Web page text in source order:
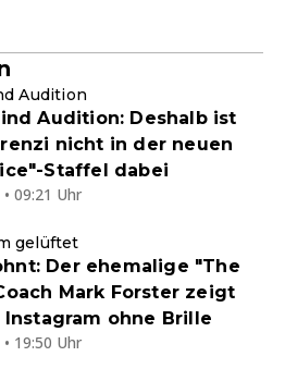
Audition
Audition: Deshalb ist
nicht in der neuen
Staffel dabei
09:21 Uhr
gelüftet
Der ehemalige "The
Mark Forster zeigt
Instagram ohne Brille
19:50 Uhr